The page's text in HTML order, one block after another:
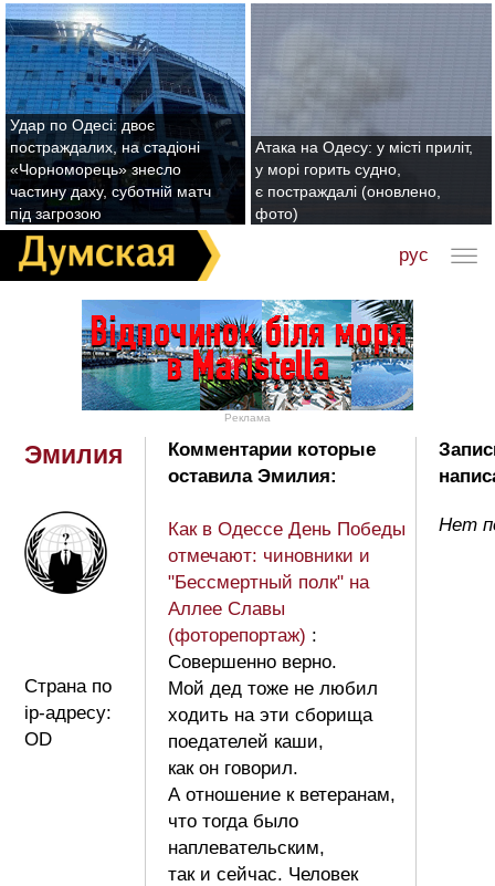
Удар по Одесі: двоє
постраждалих, на стадіоні
«Чорноморець» знесло
частину даху, суботній матч
під загрозою
Атака на Одесу: у місті приліт,
у морі горить судно,
є постраждалі (оновлено,
фото)
рус
Реклама
Эмилия
Страна по
ip-адресу:
OD
Комментарии которые
оставила Эмилия:
Как в Одессе День Победы
отмечают: чиновники и
"Бессмертный полк" на
Аллее Славы
(фоторепортаж) :
Совершенно верно.
Мой дед тоже не любил
ходить на эти сборища
поедателей каши,
как он говорил.
А отношение к ветеранам,
что тогда было
наплевательским,
так и сейчас. Человек
Нет